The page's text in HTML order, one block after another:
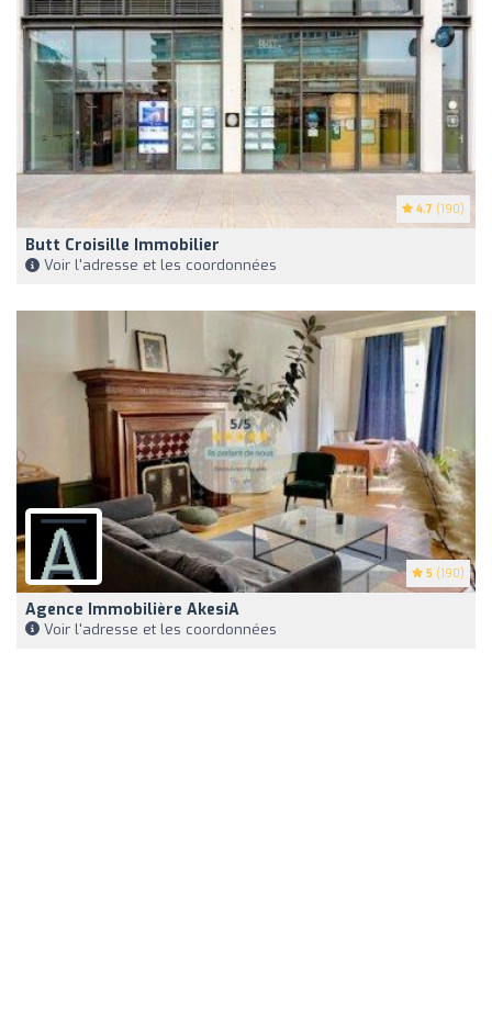
4.7 (190)
Butt Croisille Immobilier
Voir l'adresse et les coordonnées
5 (190)
Agence Immobilière AkesiA
Voir l'adresse et les coordonnées